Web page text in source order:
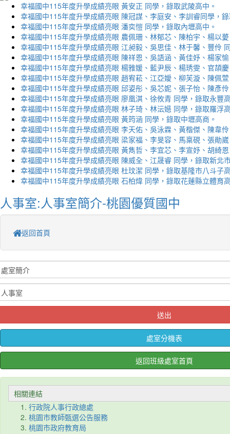
幸福國中115年度升學成績亮眼 黃安正 同學，錄取武陵高中。
幸福國中115年度升學成績亮眼 陳冠謀、李庭安、李訓睿同學，
幸福國中115年度升學成績亮眼 潘奕愷 同學，錄取內壢高中。
幸福國中115年度升學成績亮眼 農佩珊、林郁芯、陳柏宇、楊以
幸福國中115年度升學成績亮眼 江昶毅、吳思佳、林于馨、豐伶
幸福國中115年度升學成績亮眼 陳祥恩、吳語涵、黃佳妤、楊家
幸福國中115年度升學成績亮眼 楊雅媛、藍尹辰、楊琇雯、官頡
幸福國中115年度升學成績亮眼 趙宥菘、江亞嬡、柳芙漩、陳佩
幸福國中115年度升學成績亮眼 邱姿彤、吳芯妮、張子怡、陳彥
幸福國中115年度升學成績亮眼 廖凰淇、徐攸青 同學，錄取永豐
幸福國中115年度升學成績亮眼 林子琦、林沄嬨 同學，錄取羅浮
幸福國中115年度升學成績亮眼 黃筠涵 同學，錄取中壢高商。
幸福國中115年度升學成績亮眼 李天佑、吳泳霖、黃楷傑、陳韋
幸福國中115年度升學成績亮眼 梁家福、李旻容、馬稟硯、張勛
幸福國中115年度升學成績亮眼 黃雋哲、李宜芯、李宣妤、胡綺
幸福國中115年度升學成績亮眼 陳威全、江晟睿 同學，錄取新北
幸福國中115年度升學成績亮眼 杜玟潔 同學，錄取基隆市八斗子
幸福國中115年度升學成績亮眼 石柏煒 同學，錄取花蓮縣立體育
人事室:人事室簡介-桃園優質國中
返回首頁
送出
處室分機表
返回班級處室首頁
相關連結
行政院人事行政總處
桃園市教師甄選公告服務
桃園市政府教育局